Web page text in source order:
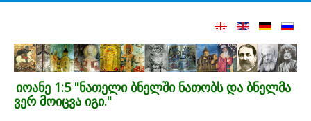
იოანე 1:5 "ნათელი ბნელში ნათობს და ბნელმა
ვერ მოიცვა იგი."